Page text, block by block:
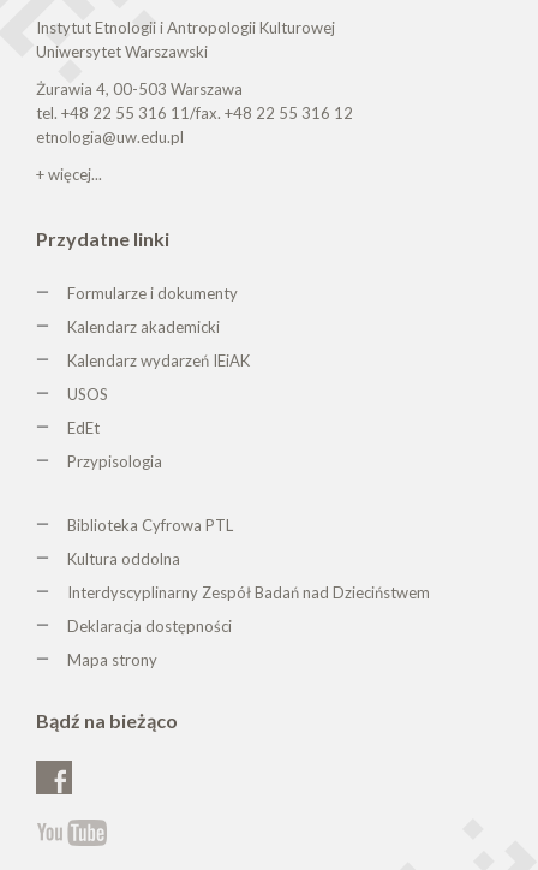
Instytut Etnologii i Antropologii Kulturowej
Uniwersytet Warszawski
Żurawia 4, 00-503 Warszawa
tel. +48 22 55 316 11/fax. +48 22 55 316 12
etnologia@uw.edu.pl
+ więcej...
Przydatne linki
Formularze i dokumenty
Kalendarz akademicki
Kalendarz wydarzeń IEiAK
USOS
EdEt
Przypisologia
Biblioteka Cyfrowa PTL
Kultura oddolna
Interdyscyplinarny Zespół Badań nad Dzieciństwem
Deklaracja dostępności
Mapa strony
Bądź na bieżąco